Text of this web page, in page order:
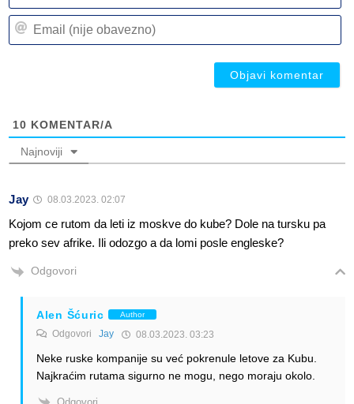
10 KOMENTAR/A
Najnoviji
Jay 08.03.2023. 02:07
Kojom ce rutom da leti iz moskve do kube? Dole na tursku pa
preko sev afrike. Ili odozgo a da lomi posle engleske?
Odgovori
Alen Šćuric Author
Odgovori Jay 08.03.2023. 03:23
Neke ruske kompanije su već pokrenule letove za Kubu.
Najkraćim rutama sigurno ne mogu, nego moraju okolo.